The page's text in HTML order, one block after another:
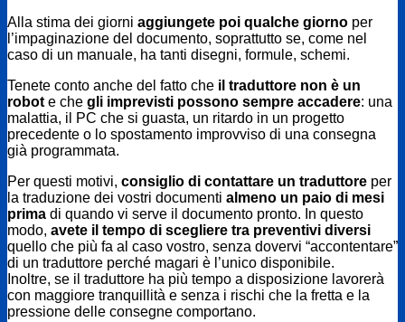
Alla stima dei giorni aggiungete poi qualche giorno per
l’impaginazione del documento, soprattutto se, come nel
caso di un manuale, ha tanti disegni, formule, schemi.
Tenete conto anche del fatto che il traduttore non è un
robot e che gli imprevisti possono sempre accadere: una
malattia, il PC che si guasta, un ritardo in un progetto
precedente o lo spostamento improvviso di una consegna
già programmata.
Per questi motivi, consiglio di contattare un traduttore per
la traduzione dei vostri documenti almeno un paio di mesi
prima di quando vi serve il documento pronto. In questo
modo, avete il tempo di scegliere tra preventivi diversi
quello che più fa al caso vostro, senza dovervi “accontentare”
di un traduttore perché magari è l’unico disponibile.
Inoltre, se il traduttore ha più tempo a disposizione lavorerà
con maggiore tranquillità e senza i rischi che la fretta e la
pressione delle consegne comportano.